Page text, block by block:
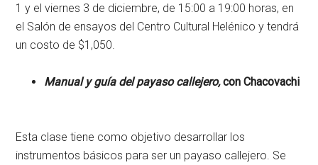
1 y el viernes 3 de diciembre, de 15:00 a 19:00 horas, en
el Salón de ensayos del Centro Cultural Helénico y tendrá
un costo de $1,050.
Manual y guía del payaso callejero,con Chacovachi
Esta clase tiene como objetivo desarrollar los
instrumentos básicos para ser un payaso callejero. Se